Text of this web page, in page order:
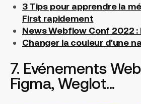
3 Tips pour apprendre la
First rapidement
News Webflow Conf 2022
Changer la couleur d'une
7. Evénements
Figma, Weglot...